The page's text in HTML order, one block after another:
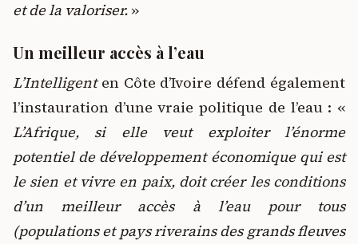
et de la valoriser. »
Un meilleur accès à l’eau
L’Intelligenten Côte d’Ivoire défend également
l’instauration d’une vraie politique de l’eau : «
L’Afrique, si elle veut exploiter l’énorme
potentiel de développement économique qui est
le sien et vivre en paix, doit créer les conditions
d’un meilleur accès à l’eau pour tous
(populations et pays riverains des grands fleuves